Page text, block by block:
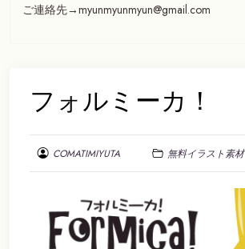
フォルミーカ！
COMATIMIYUTA
年
8
月
無料イラスト素材
ご連絡先→myunmyunmyun@gmail.com